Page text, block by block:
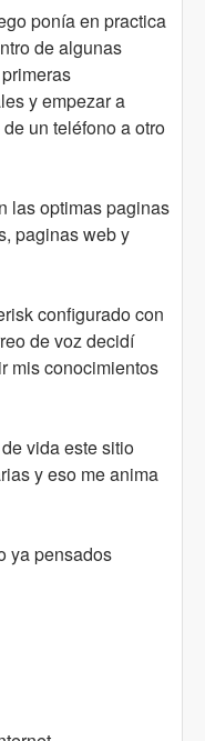
ponía en practica
de algunas
y empezar a
un teléfono a otro
las optimas paginas
paginas web y
configurado con
de voz decidí
mis conocimientos
vida este sitio
y eso me anima
ya pensados